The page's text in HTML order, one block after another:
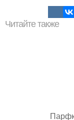
Читайте также